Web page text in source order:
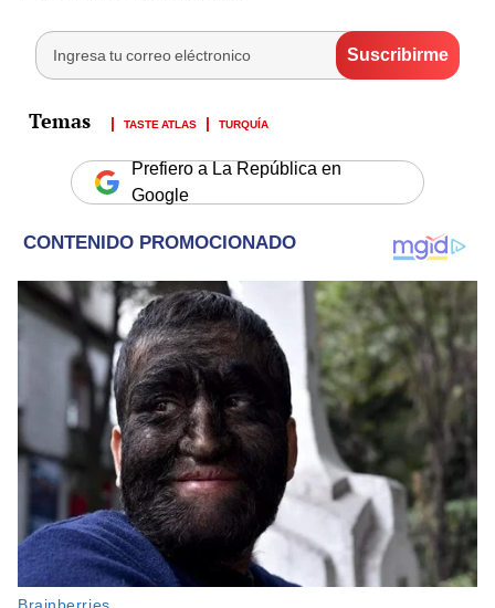
TASTE ATLAS TURQUÍA
Prefiero a La República en
Google